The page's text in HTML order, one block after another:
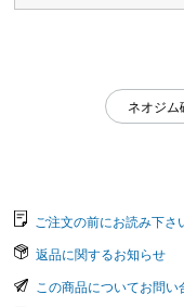
ネオジム
ご注文の前にお読み下さ
返品に関するお知らせ
この商品についてお問い